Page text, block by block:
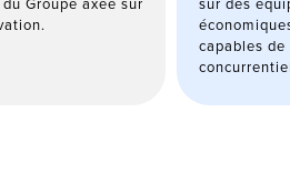
Groupe axée sur
sur des
capables de